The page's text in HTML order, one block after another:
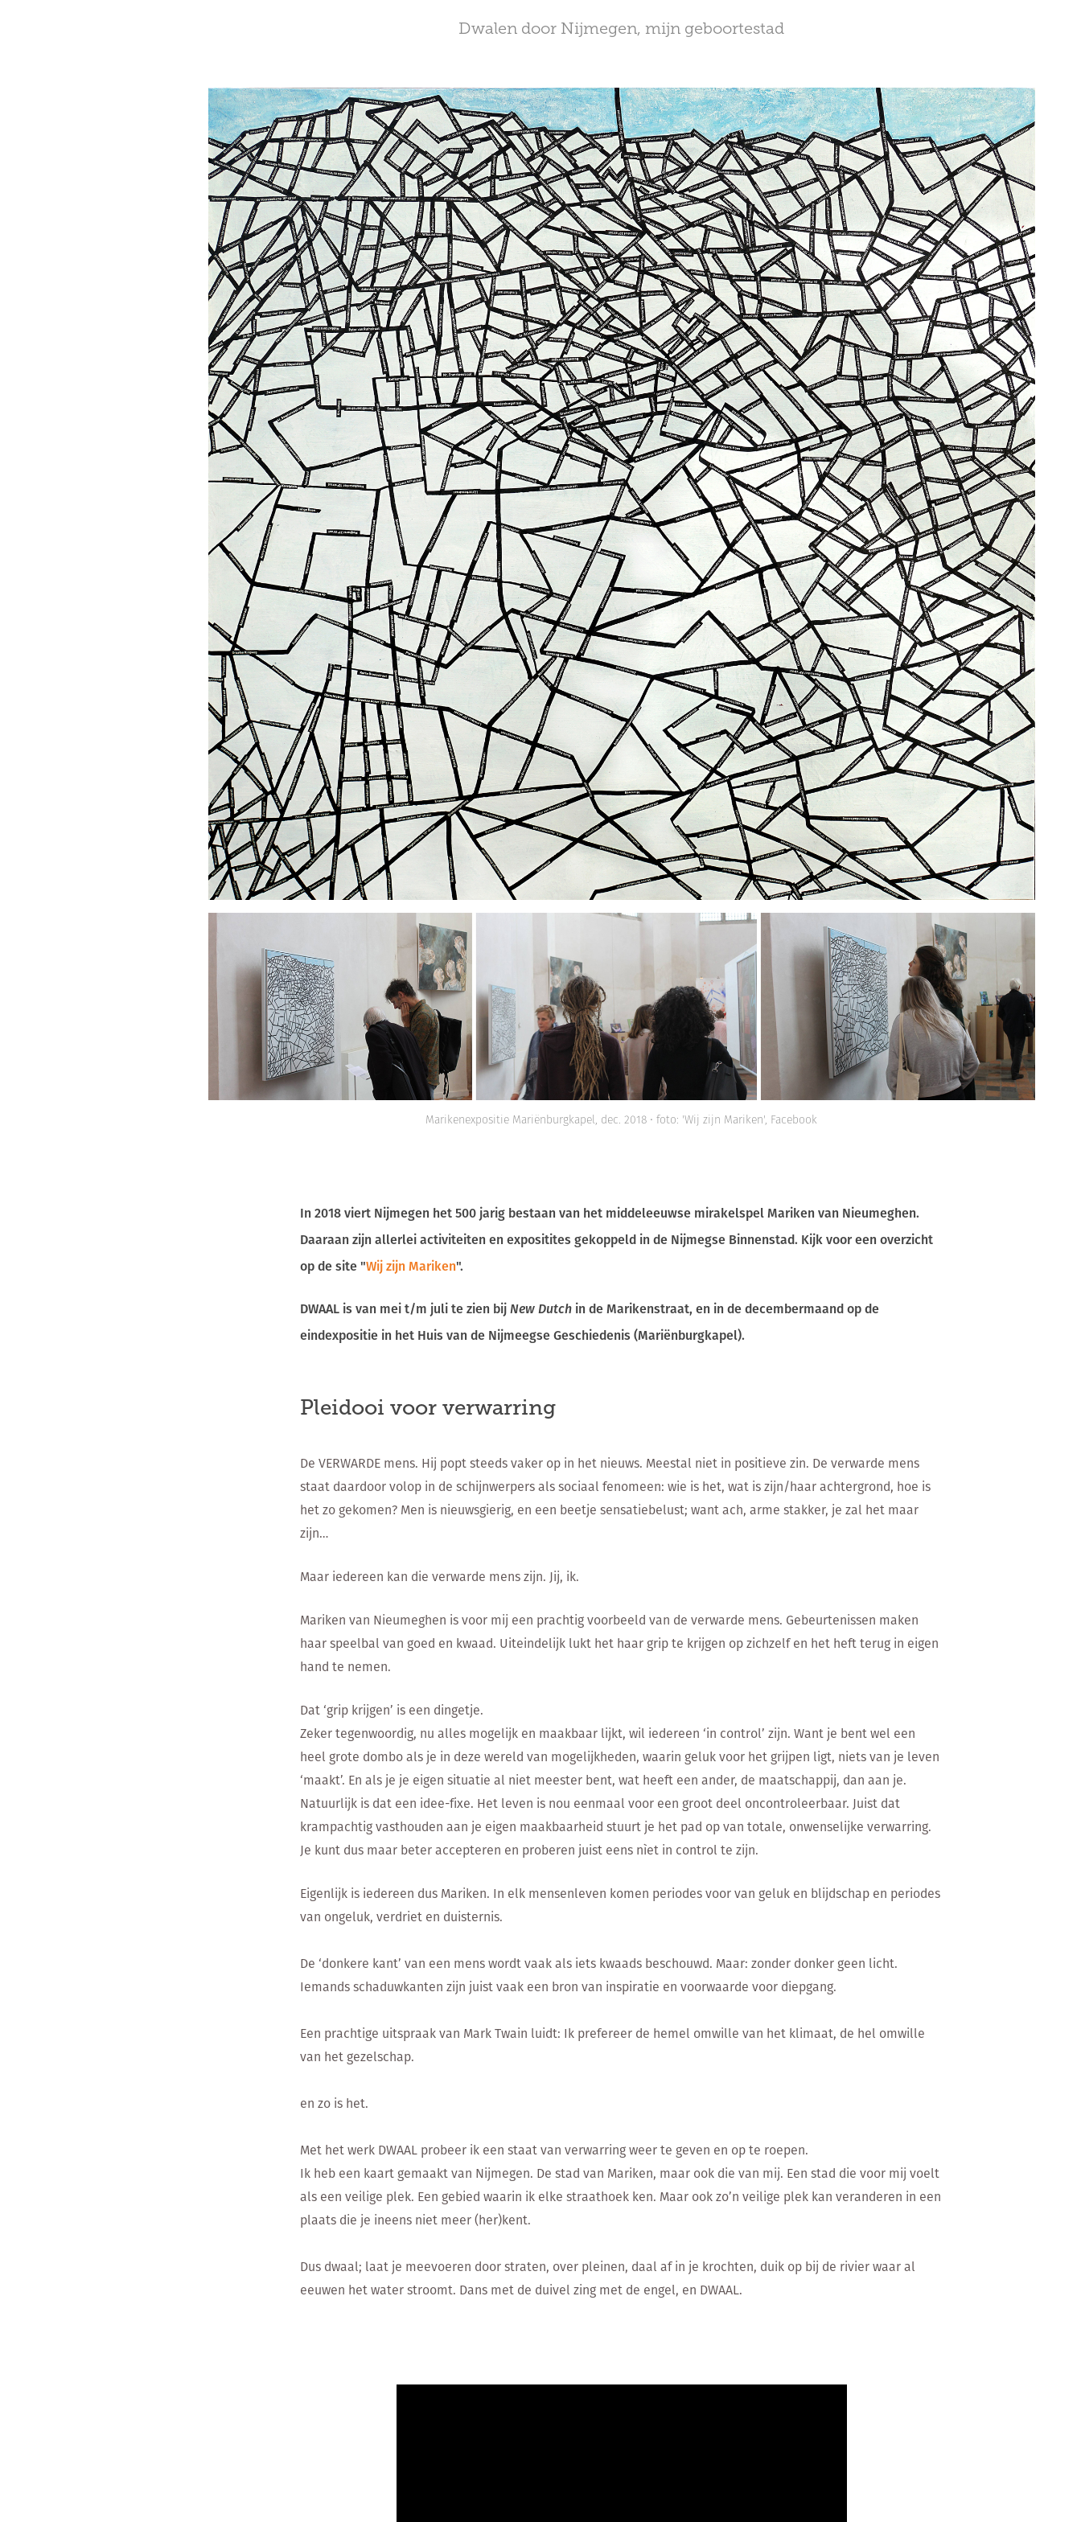
Dwalen door Nijmegen, mijn geboortestad
Marikenexpositie Mariënburgkapel, dec. 2018 • foto: 'Wij zijn Mariken', Facebook
In 2018 viert Nijmegen het 500 jarig bestaan van het middeleeuwse mirakelspel Mariken van Nieumeghen.
Daaraan zijn allerlei activiteiten en expositites gekoppeld in de Nijmegse Binnenstad. Kijk voor een overzicht
op de site "Wij zijn Mariken".
DWAAL is van mei t/m juli te zien bijNew Dutchin de Marikenstraat, en in de decembermaand op de
eindexpositie in het Huis van de Nijmeegse Geschiedenis (Mariënburgkapel).
Pleidooi voor verwarring
De VERWARDE mens. Hij popt steeds vaker op in het nieuws. Meestal niet in positieve zin. De verwarde mens
staat daardoor volop in de schijnwerpers als sociaal fenomeen: wie is het, wat is zijn/haar achtergrond, hoe is
het zo gekomen? Men is nieuwsgierig, en een beetje sensatiebelust; want ach, arme stakker, je zal het maar
zijn…
Maar iedereen kan die verwarde mens zijn. Jij, ik.
Mariken van Nieumeghen is voor mij een prachtig voorbeeld van de verwarde mens. Gebeurtenissen maken
haar speelbal van goed en kwaad. Uiteindelijk lukt het haar grip te krijgen op zichzelf en het heft terug in eigen
hand te nemen.
Dat ‘grip krijgen’ is een dingetje.
Zeker tegenwoordig, nu alles mogelijk en maakbaar lijkt, wil iedereen ‘in control’ zijn. Want je bent wel een
heel grote dombo als je in deze wereld van mogelijkheden, waarin geluk voor het grijpen ligt, niets van je leven
‘maakt’. En als je je eigen situatie al niet meester bent, wat heeft een ander, de maatschappij, dan aan je.
Natuurlijk is dat een idee-fixe. Het leven is nou eenmaal voor een groot deel oncontroleerbaar. Juist dat
krampachtig vasthouden aan je eigen maakbaarheid stuurt je het pad op van totale, onwenselijke verwarring.
Je kunt dus maar beter accepteren en proberen juist eens nìet in control te zijn.
Eigenlijk is iedereen dus Mariken. In elk mensenleven komen periodes voor van geluk en blijdschap en periodes
van ongeluk, verdriet en duisternis.
De ‘donkere kant’ van een mens wordt vaak als iets kwaads beschouwd. Maar: zonder donker geen licht.
Iemands schaduwkanten zijn juist vaak een bron van inspiratie en voorwaarde voor diepgang.
Een prachtige uitspraak van Mark Twain luidt: Ik prefereer de hemel omwille van het klimaat, de hel omwille
van het gezelschap.
en zo is het.
Met het werk DWAAL probeer ik een staat van verwarring weer te geven en op te roepen.
Ik heb een kaart gemaakt van Nijmegen. De stad van Mariken, maar ook die van mij. Een stad die voor mij voelt
als een veilige plek. Een gebied waarin ik elke straathoek ken. Maar ook zo’n veilige plek kan veranderen in een
plaats die je ineens niet meer (her)kent.
Dus dwaal; laat je meevoeren door straten, over pleinen, daal af in je krochten, duik op bij de rivier waar al
eeuwen het water stroomt. Dans met de duivel zing met de engel, en DWAAL.